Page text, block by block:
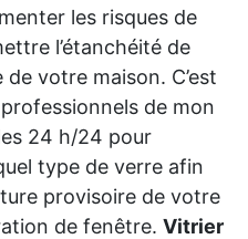
les risques de
l’étanchéité de
votre maison. C’est
de mon
24 h/24 pour
type de verre afin
provisoire de votre
de fenêtre. Vitrier